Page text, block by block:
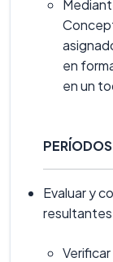
en
en un
Evaluar y